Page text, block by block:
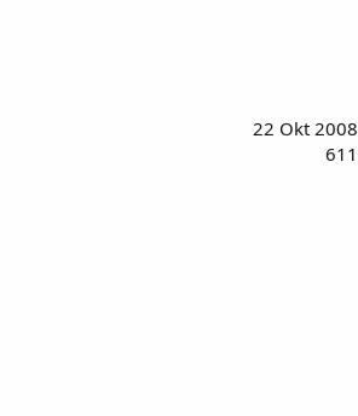
22 Okt 2008
611